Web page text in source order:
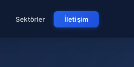
Sektörler İletişim